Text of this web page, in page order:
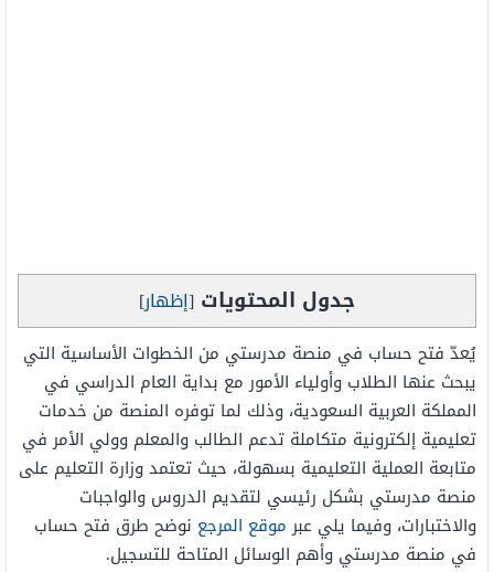
جدول المحتويات [إظهار]
يُعدّ فتح حساب في منصة مدرستي من الخطوات الأساسية التي
يبحث عنها الطلاب وأولياء الأمور مع بداية العام الدراسي في
المملكة العربية السعودية، وذلك لما توفره المنصة من خدمات
تعليمية إلكترونية متكاملة تدعم الطالب والمعلم وولي الأمر في
متابعة العملية التعليمية بسهولة، حيث تعتمد وزارة التعليم على
منصة مدرستي بشكل رئيسي لتقديم الدروس والواجبات
والاختبارات، وفيما يلي عبرموقع المرجع نوضح طرق فتح حساب
في منصة مدرستي وأهم الوسائل المتاحة للتسجيل.